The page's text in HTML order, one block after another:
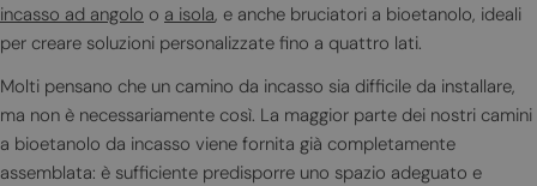
n
e
:
incasso ad angolo o a isola, e anche bruciatori a bioetanolo, ideali
per creare soluzioni personalizzate fino a quattro lati.
Molti pensano che un camino da incasso sia difficile da installare,
ma non è necessariamente così. La maggior parte dei nostri camini
a bioetanolo da incasso viene fornita già completamente
assemblata: è sufficiente predisporre uno spazio adeguato e